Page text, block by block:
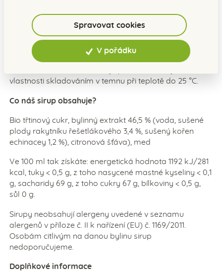
Jak sirup uchovat?
Náš sirup neobsahuje konzervanty, a proto je potřeba
jej po otevření skladovat v lednici a spotřebovat do 1
vlastnosti skladováním v temnu při teplotě do 25 °C.
Co náš sirup obsahuje?
Bio třtinový cukr, bylinný extrakt 46,5 % (voda, sušené
plody rakytníku řešetlákového 3,4 %, sušený kořen
echinacey 1,2 %), citronová šťáva), med
Ve 100 ml tak získáte: energetická hodnota 1192 kJ/281
kcal, tuky < 0,5 g, z toho nasycené mastné kyseliny < 0,1
g, sacharidy 69 g, z toho cukry 67 g, bílkoviny < 0,5 g,
sůl 0 g.
Sirupy neobsahují alergeny uvedené v seznamu
alergenů v příloze č. II k nařízení (EU) č. 1169/2011.
Osobám citlivým na danou bylinu sirup
nedoporučujeme.
Doplňkové informace
Spravovat cookies
V pořádku